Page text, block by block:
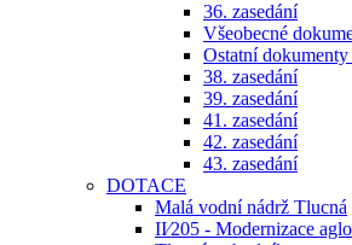
36. zasedání
Všeobecné
Ostatní
38. zasedání
39. zasedání
41. zasedání
42. zasedání
43. zasedání
DOTACE
Malá vodní nádrž Tlucná
II⁄205 - Modernizace